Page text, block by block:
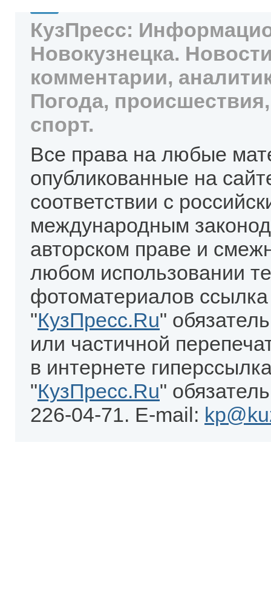
КузПресс:
Новокузнецка.
комментарии,
Погода,
спорт.
Все права на любые
опубликованные на
соответствии с
международным
авторском праве и
любом использовании
фотоматериалов
"КузПресс.Ru"
или частичной
в интернете
"КузПресс.Ru"
226-04-71. E-mail: